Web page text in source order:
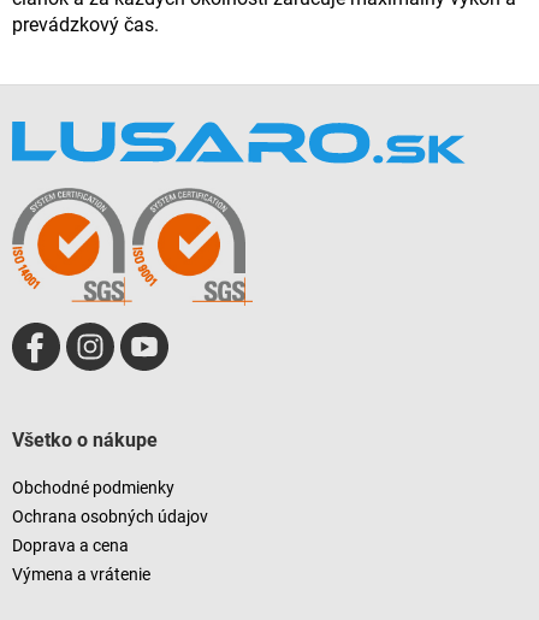
prevádzkový čas.
Všetko o nákupe
Obchodné podmienky
Ochrana osobných údajov
Doprava a cena
Výmena a vrátenie